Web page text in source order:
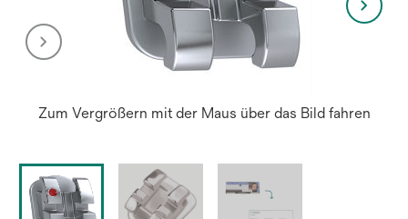
Zum Vergrößern mit der Maus über das Bild fahren